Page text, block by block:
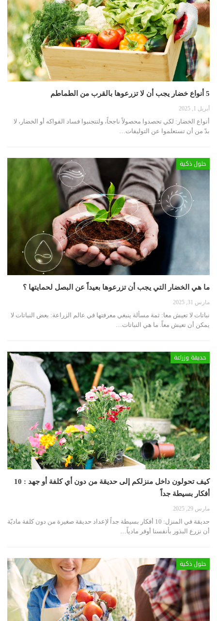
5 أنواع خضار يجب أن لا تزرعوها بالقرب من الطماطم
أبريل 1, 2025
أنواع الخضار: لكي تحصدوا محصولاً ناجحاً، ولتتجنبوا فساد الفواكه أو الخضار، لا
بدّ من أن تستعلموا عن التوليفات
حلول ذكية
ما هي الخضار التي يجب أن تزرعوها بعيداً عن البصل لحمايتها ؟
مارس 31, 2025
نباتات لا تعيش معا: ثمة مسألة ينبغي معرفتها في عالم الزراعة: بعض النباتات لا
يمكن أن تعيش معاً. ما هي النباتات…
حديقة وزراعة
كيف تحولون داخل منزلكم إلى حديقة من دون أي كلفة أو جهد : 10
أفكار بسيطة جداً
مارس 29, 2025
حديقة في المنزل: 10 أفكار بسيطة جداً لإعداد حديقة صغيرة من دون كلفة ماديّة
أن نزرع البذور بأنفسنا أوفر مادياً
حلول ذكية